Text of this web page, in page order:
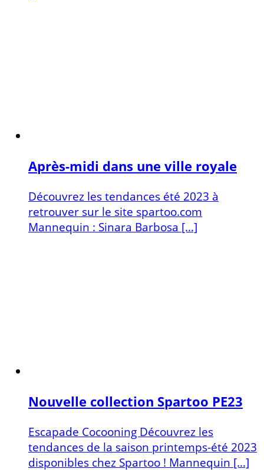
Après-midi dans une ville royale
Découvrez les tendances été 2023 à
retrouver sur le site spartoo.com
Mannequin : Sinara Barbosa […]
Nouvelle collection Spartoo PE23
Escapade Cocooning Découvrez les
tendances de la saison printemps-été 2023
disponibles chez Spartoo ! Mannequin […]